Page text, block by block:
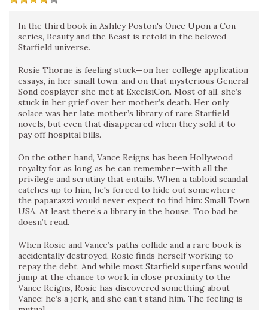
In the third book in Ashley Poston's Once Upon a Con
series, Beauty and the Beast is retold in the beloved
Starfield universe.
Rosie Thorne is feeling stuck—on her college application
essays, in her small town, and on that mysterious General
Sond cosplayer she met at ExcelsiCon. Most of all, she’s
stuck in her grief over her mother’s death. Her only
solace was her late mother’s library of rare Starfield
novels, but even that disappeared when they sold it to
pay off hospital bills.
On the other hand, Vance Reigns has been Hollywood
royalty for as long as he can remember—with all the
privilege and scrutiny that entails. When a tabloid scandal
catches up to him, he's forced to hide out somewhere
the paparazzi would never expect to find him: Small Town
USA. At least there’s a library in the house. Too bad he
doesn’t read.
When Rosie and Vance’s paths collide and a rare book is
accidentally destroyed, Rosie finds herself working to
repay the debt. And while most Starfield superfans would
jump at the chance to work in close proximity to the
Vance Reigns, Rosie has discovered something about
Vance: he’s a jerk, and she can’t stand him. The feeling is